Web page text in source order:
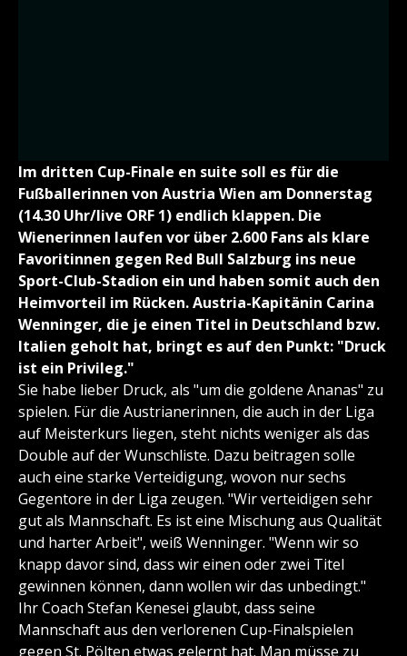
Im dritten Cup-Finale en suite soll es für die
Fußballerinnen von Austria Wien am Donnerstag
(14.30 Uhr/live ORF 1) endlich klappen. Die
Wienerinnen laufen vor über 2.600 Fans als klare
Favoritinnen gegen Red Bull Salzburg ins neue
Sport-Club-Stadion ein und haben somit auch den
Heimvorteil im Rücken. Austria-Kapitänin Carina
Wenninger, die je einen Titel in Deutschland bzw.
Italien geholt hat, bringt es auf den Punkt: "Druck
ist ein Privileg."
Sie habe lieber Druck, als "um die goldene Ananas" zu
spielen. Für die Austrianerinnen, die auch in der Liga
auf Meisterkurs liegen, steht nichts weniger als das
Double auf der Wunschliste. Dazu beitragen solle
auch eine starke Verteidigung, wovon nur sechs
Gegentore in der Liga zeugen. "Wir verteidigen sehr
gut als Mannschaft. Es ist eine Mischung aus Qualität
und harter Arbeit", weiß Wenninger. "Wenn wir so
knapp davor sind, dass wir einen oder zwei Titel
gewinnen können, dann wollen wir das unbedingt."
Ihr Coach Stefan Kenesei glaubt, dass seine
Mannschaft aus den verlorenen Cup-Finalspielen
gegen St. Pölten etwas gelernt hat. Man müsse zu